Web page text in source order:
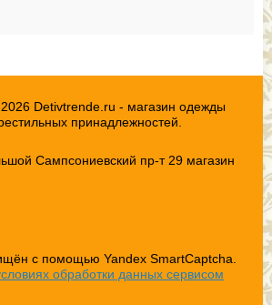
Detivtrende.ru - магазин одежды
принадлежностей.
Сампсониевский пр-т 29 магазин
с помощью Yandex SmartCaptcha.
обработки данных сервисом